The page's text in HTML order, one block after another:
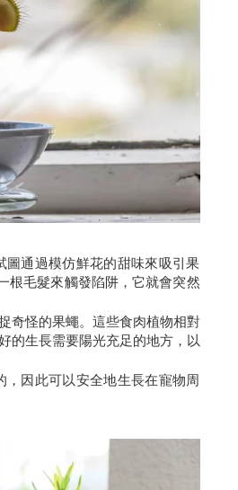
通過模仿鮮花的甜味來吸引果
根毛髮來觸發陷阱，它就會突然
奇怪的果蠅。這些食肉植物相對
的生長需要陽光充足的地方，以
因此可以安全地生長在寵物周